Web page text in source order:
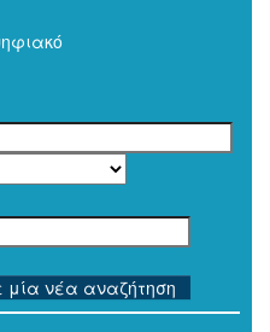
μία νέα αναζήτηση